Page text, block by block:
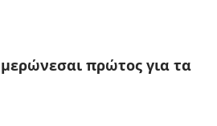
πρώτος για τα